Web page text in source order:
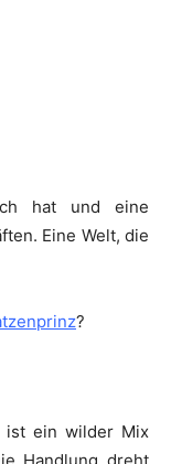
hat und eine
Eine Welt, die
?
ist ein wilder Mix